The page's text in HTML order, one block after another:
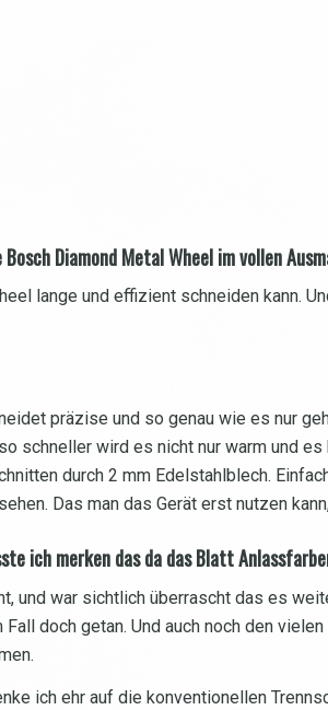
Diamond Metal Wheel im vollen
lange und effizient schneiden kann.
präzise und so genau wie es nur
schneller wird es nicht nur warm und
durch 2 mm Edelstahlblech.
Das man das Gerät erst nutzen
ich merken das da das Blatt
und war sichtlich überrascht das es
doch getan. Und auch noch den
ich ehr auf die konventionellen